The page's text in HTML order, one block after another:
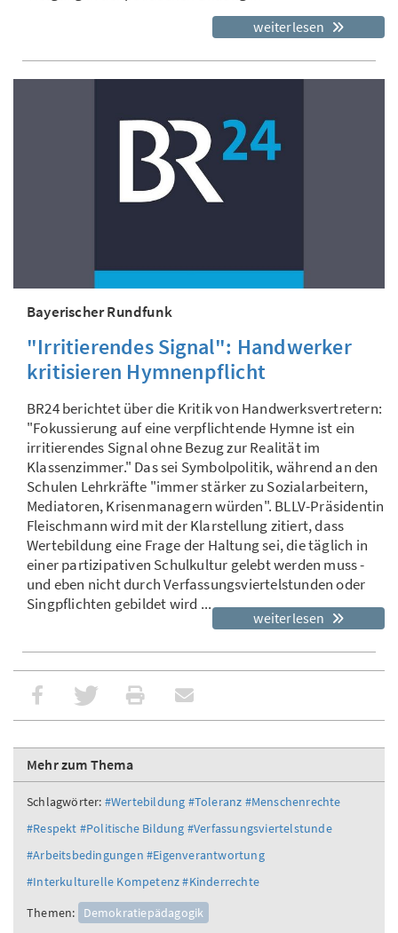
weiterlesen
Bayerischer Rundfunk
"Irritierendes Signal": Handwerker
kritisieren Hymnenpflicht
BR24 berichtet über die Kritik von Handwerksvertretern:
"Fokussierung auf eine verpflichtende Hymne ist ein
irritierendes Signal ohne Bezug zur Realität im
Klassenzimmer." Das sei Symbolpolitik, während an den
Schulen Lehrkräfte "immer stärker zu Sozialarbeitern,
Mediatoren, Krisenmanagern würden". BLLV-Präsidentin
Fleischmann wird mit der Klarstellung zitiert, dass
Wertebildung eine Frage der Haltung sei, die täglich in
einer partizipativen Schulkultur gelebt werden muss -
und eben nicht durch Verfassungsviertelstunden oder
Singpflichten gebildet wird ...
weiterlesen
Mehr zum Thema
Schlagwörter: #Wertebildung #Toleranz #Menschenrechte
#Respekt #Politische Bildung #Verfassungsviertelstunde
#Arbeitsbedingungen #Eigenverantwortung
#Interkulturelle Kompetenz#Kinderrechte
Themen:
Demokratiepädagogik